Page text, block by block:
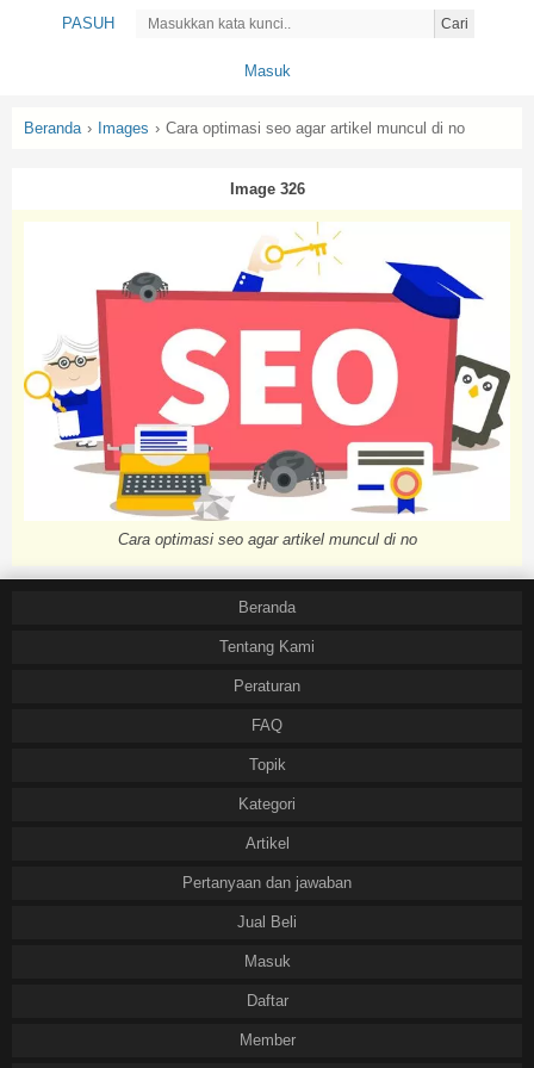
PASUH Cari
Masuk
Beranda › Images › Cara optimasi seo agar artikel muncul di no
Image 326
Cara optimasi seo agar artikel muncul di no
Beranda
Tentang Kami
Peraturan
FAQ
Topik
Kategori
Artikel
Pertanyaan dan jawaban
Jual Beli
Masuk
Daftar
Member